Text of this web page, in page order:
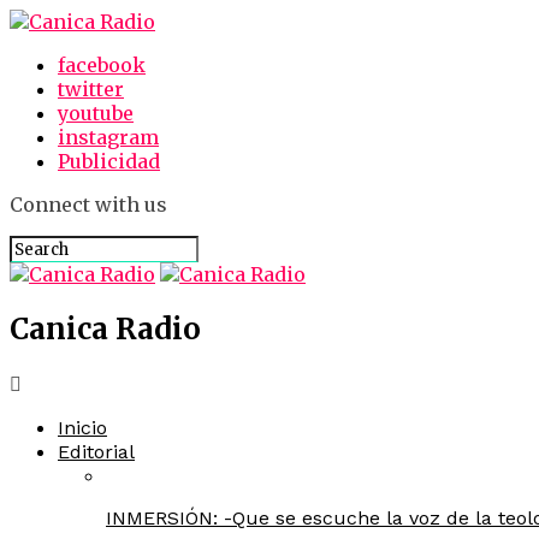
facebook
twitter
youtube
instagram
Publicidad
Connect with us
Canica Radio
Inicio
Editorial
INMERSIÓN: -Que se escuche la voz de la